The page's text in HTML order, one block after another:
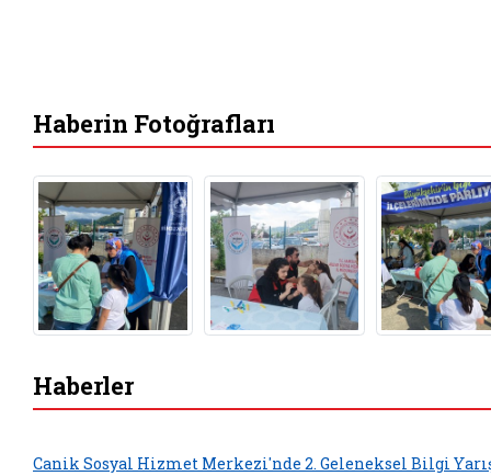
Haberin Fotoğrafları
Haberler
Canik Sosyal Hizmet Merkezi'nde 2. Geleneksel Bilgi